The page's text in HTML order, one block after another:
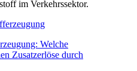
im Verkehrssektor.
Welche
Zusatzerlöse durch